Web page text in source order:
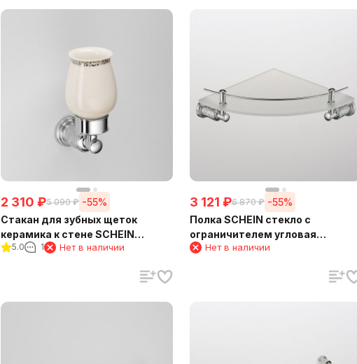
2 310 ₽5 090 ₽ -55%
Стакан для зубных щеток
керамика к стене SCHEIN
(7065011)
5.0 1 Нет в наличии
3 121 ₽6 870 ₽ -55%
Полка SCHEIN стекло с
ограничителем угловая
(7065048)
Нет в наличии